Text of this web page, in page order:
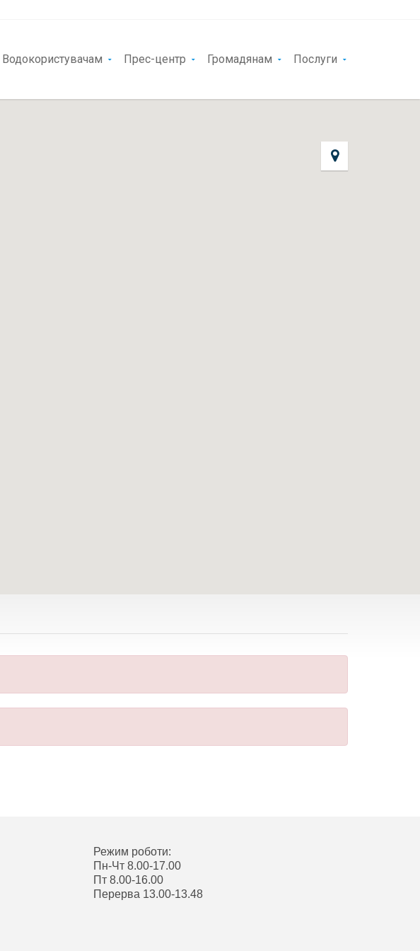
Водокористувачам Прес-центр Громадянам Послуги
Режим роботи:
Пн-Чт 8.00-17.00
Пт 8.00-16.00
Перерва 13.00-13.48